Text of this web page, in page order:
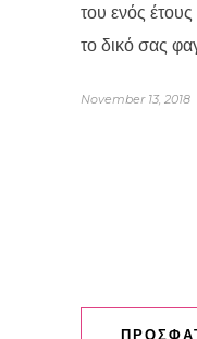
του ενός
το δικό σας
November 13, 2018